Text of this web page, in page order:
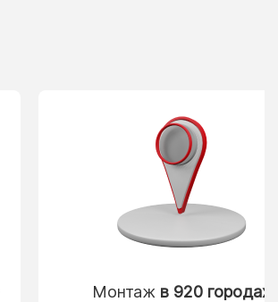
Монтаж в 920 городах